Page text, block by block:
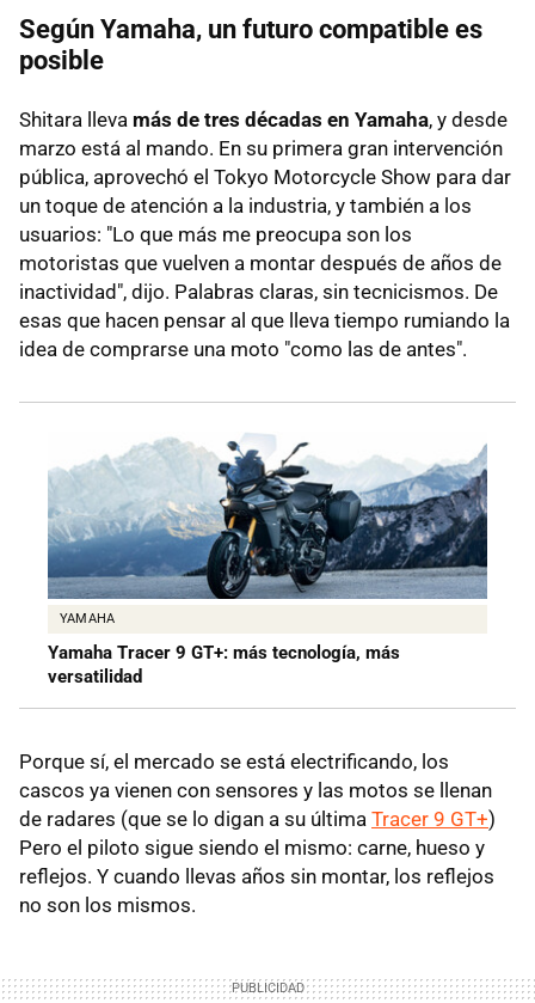
Según Yamaha, un futuro compatible es
posible
Shitara lleva más de tres décadas en Yamaha, y desde
marzo está al mando. En su primera gran intervención
pública, aprovechó el Tokyo Motorcycle Show para dar
un toque de atención a la industria, y también a los
usuarios: "Lo que más me preocupa son los
motoristas que vuelven a montar después de años de
inactividad", dijo. Palabras claras, sin tecnicismos. De
esas que hacen pensar al que lleva tiempo rumiando la
idea de comprarse una moto "como las de antes".
YAMAHA
Yamaha Tracer 9 GT+: más tecnología, más
versatilidad
Porque sí, el mercado se está electrificando, los
cascos ya vienen con sensores y las motos se llenan
de radares (que se lo digan a su última Tracer 9 GT+)
Pero el piloto sigue siendo el mismo: carne, hueso y
reflejos. Y cuando llevas años sin montar, los reflejos
no son los mismos.